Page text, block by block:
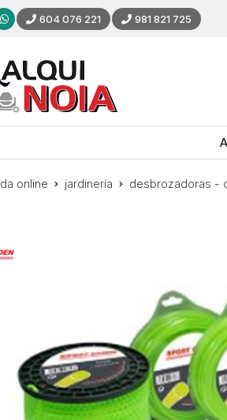
604 076 221 981 821 725
online jardinería desbrozadoras -